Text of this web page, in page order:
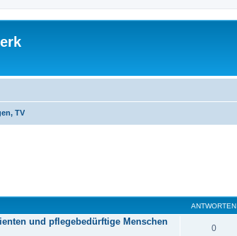
TV
ANTWORTEN
und pflegebedürftige Menschen
0